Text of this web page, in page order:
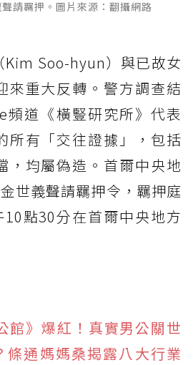
請羈押。圖片來源：翻攝網路
（Kim Soo-hyun）與已故女
來重大反轉。警方調查結
頻道《橫豎研究所》代表
所有「交往證據」，包括
，均屬偽造。首爾中央地
世義聲請羈押令，羈押庭
點30分在首爾中央地方
館》爆紅！真實男公關世
條通媽媽桑揭露八大行業